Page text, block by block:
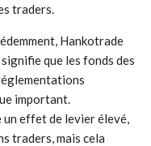
traders.
Hankotrade
que les fonds des
important.
un effet de levier élevé,
traders, mais cela